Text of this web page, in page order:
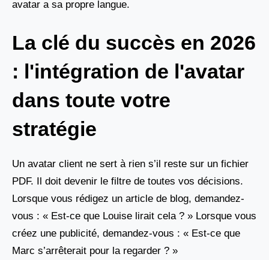
avatar a sa propre langue.
La clé du succès en 2026
: l'intégration de l'avatar
dans toute votre
stratégie
Un avatar client ne sert à rien s’il reste sur un fichier
PDF. Il doit devenir le filtre de toutes vos décisions.
Lorsque vous rédigez un article de blog, demandez-
vous : « Est-ce que Louise lirait cela ? » Lorsque vous
créez une publicité, demandez-vous : « Est-ce que
Marc s’arrêterait pour la regarder ? »